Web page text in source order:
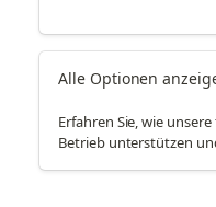
Alle Optionen
Erfahren Sie, wie
Betrieb unterstützen